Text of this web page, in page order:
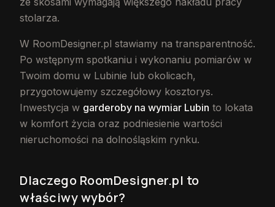
stolarza.
W RoomDesigner.pl stawiamy na transparentność.
Po wstępnym spotkaniu i wykonaniu pomiarów w
Twoim domu w Lubinie lub okolicach,
przygotowujemy szczegółowy kosztorys.
Inwestycja w garderoby na wymiar Lubin to lokata
w komfort życia oraz podniesienie wartości
nieruchomości na dolnośląskim rynku.
Dlaczego RoomDesigner.pl to
właściwy wybór?